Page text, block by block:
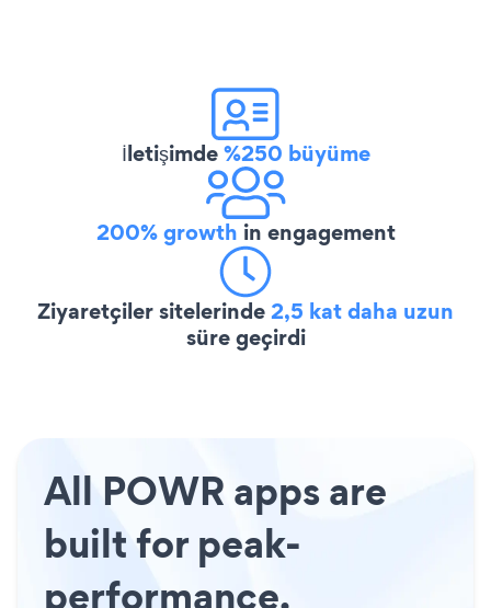
İletişimde%250 büyüme
200% growth in engagement
Ziyaretçiler sitelerinde2,5 kat daha uzun
süre geçirdi
All POWR apps are
built for peak-
performance.